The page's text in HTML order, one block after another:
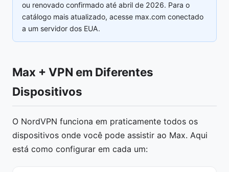
ou renovado confirmado até abril de 2026. Para o
catálogo mais atualizado, acesse max.com conectado
a um servidor dos EUA.
Max + VPN em Diferentes
Dispositivos
O NordVPN funciona em praticamente todos os
dispositivos onde você pode assistir ao Max. Aqui
está como configurar em cada um: